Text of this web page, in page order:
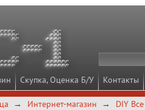
Скупка, Оценка Б/У Контакты
Интернет-магазин DIY